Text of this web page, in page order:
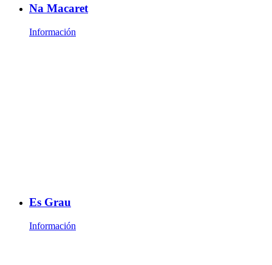
Na Macaret
Información
Es Grau
Información